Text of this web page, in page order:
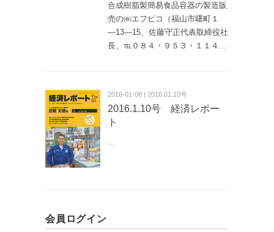
合成樹脂製簡易食品容器の製造販
売の㈱エフピコ（福山市曙町１
―13―15、佐藤守正代表取締役社
長、℡０８４・９５３・１１４ ...
2016-01-08 | 2016.01.10号
2016.1.10号 経済レポー
ト
...
会員ログイン